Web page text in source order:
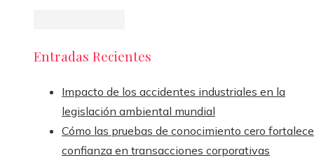
Entradas Recientes
Impacto de los accidentes industriales en la
legislación ambiental mundial
Cómo las pruebas de conocimiento cero
confianza en transacciones corporativas